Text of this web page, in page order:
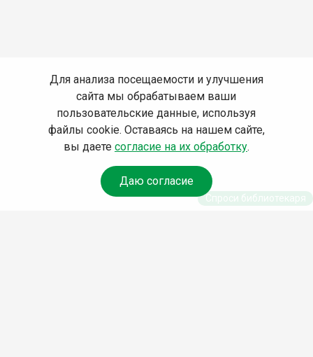
Для анализа посещаемости и улучшения
сайта мы обрабатываем ваши
пользовательские данные, используя
файлы cookie. Оставаясь на нашем сайте,
вы даете согласие на их обработку.
Даю согласие
Спроси библиотекаря